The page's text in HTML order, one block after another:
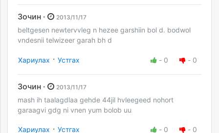
Зочин · 2013/11/17
beltgesen newtervvleg n hezee garshiin bol d. bodwol
vndesnii telwizeer garah bh d
Хариулах · Устгах - 0 - 0
Зочин · 2013/11/17
mash ih taalagdlaa gehde 44jil hvleegeed nohort
garaagvi gdg ni vnen yum bolob uu
Хариулах · Устгах - 0 - 0